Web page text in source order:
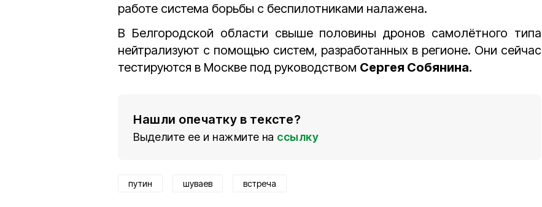
работе система борьбы с беспилотниками налажена.
В Белгородской области свыше половины дронов самолётного типа
нейтрализуют с помощью систем, разработанных в регионе. Они сейчас
тестируются в Москве под руководством Сергея Собянина.
Нашли опечатку в тексте?
Выделите ее и нажмите на ссылку
путин шуваев встреча